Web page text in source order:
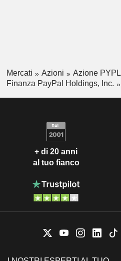
Mercati Azioni
Azione PYPL
Finanza PayPal Holdings, Inc.
+ di 20 anni
al tuo fianco